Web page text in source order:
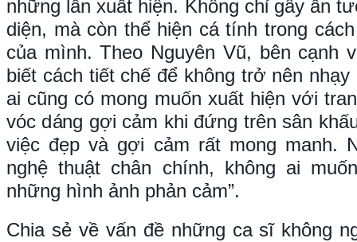
những lần xuất hiện. Không chỉ gây ấn
diện, mà còn thể hiện cá tính trong
của mình. Theo Nguyên Vũ, bên cạnh
biết cách tiết chế để không trở nên nhạy
ai cũng có mong muốn xuất hiện với
vóc dáng gợi cảm khi đứng trên sân
việc đẹp và gợi cảm rất mong manh.
nghệ thuật chân chính, không ai
những hình ảnh phản cảm”.
Chia sẻ về vấn đề những ca sĩ không